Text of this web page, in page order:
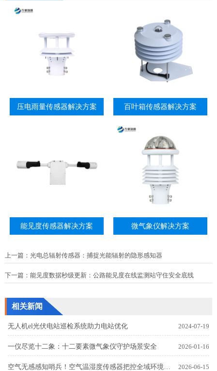
压电雨量传感器解决方案 百叶箱传感器解决方案
能见度传感器解决方案 微气象仪解决方案
上一篇： 光电总辐射传感器：捕捉光能辐射的隐形感知器
下一篇： 能见度数据秒级更新：公路能见度在线监测站守住安全底线
相关新闻
无人机el光伏电站巡检系统助力电站优化 2024-07-19
一仪尽览十二象：十二要素微气象仪守护场景安全 2026-01-16
2026-06-15